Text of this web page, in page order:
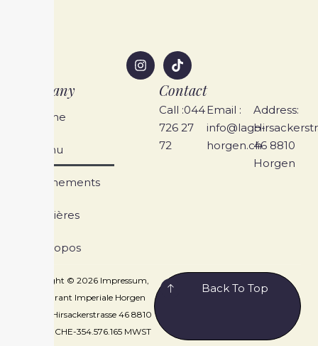
Company
Home
Menu
Événements
Carrières
À propos
Contact
Call :044
726 27
72
Email :
info@lago-
horgen.ch
Address:
46 8810
Horgen
Copyright © 2026 Impressum,
Restaurant Imperiale Horgen
GmbH, Hirsackerstrasse 46 8810
Horgen, CHE-354.576.165 MWST
Back To Top